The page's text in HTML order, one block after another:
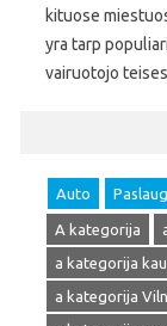
kituose
yra tarp
vairuotojo
Auto
A kategorija
a kategorija
a kategorija